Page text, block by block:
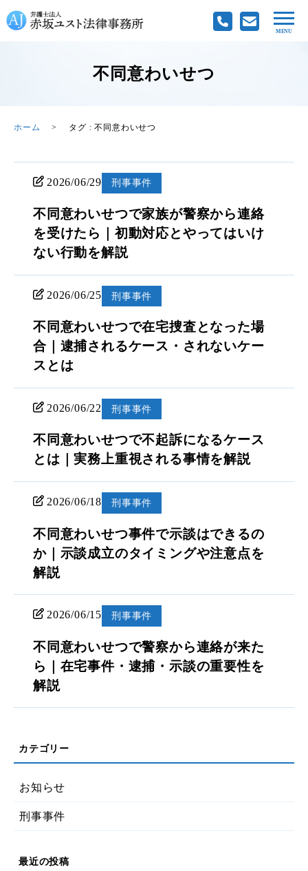
不同意わいせつ
ホーム タグ : 不同意わいせつ
2026/06/29 刑事事件
不同意わいせつで家族が警察から連絡
を受けたら｜初動対応とやってはいけ
ない行動を解説
2026/06/25 刑事事件
不同意わいせつで在宅捜査となった場
合｜逮捕されるケース・されないケー
スとは
2026/06/22 刑事事件
不同意わいせつで不起訴になるケース
とは｜実務上重視される事情を解説
2026/06/18 刑事事件
不同意わいせつ事件で示談はできるの
か｜示談成立のタイミングや注意点を
解説
2026/06/15 刑事事件
不同意わいせつで警察から連絡が来た
ら｜在宅事件・逮捕・示談の重要性を
解説
お知らせ
刑事事件